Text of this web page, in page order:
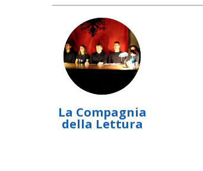
La Compagnia
della Lettura